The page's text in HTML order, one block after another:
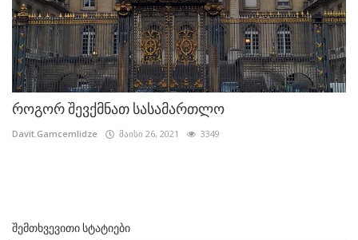
როგორ შევქმნათ სასამართლო
Davit.Gamcemlidze მაისი 26, 2021 3349
ᲨᲔᲛᲗᲮᲕᲔᲕᲘᲗᲘ ᲡᲢᲐᲢᲘᲔᲑᲘ